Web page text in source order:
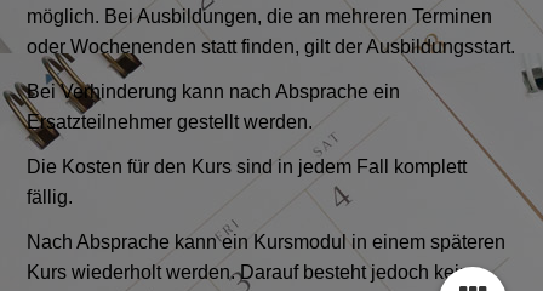
möglich. Bei Ausbildungen, die an mehreren Terminen
oder Wochenenden statt finden, gilt der Ausbildungsstart.
Bei Verhinderung kann nach Absprache ein
Ersatzteilnehmer gestellt werden.
Die Kosten für den Kurs sind in jedem Fall komplett
fällig.
Nach Absprache kann ein Kursmodul in einem späteren
Kurs wiederholt werden. Darauf besteht jedoch kein